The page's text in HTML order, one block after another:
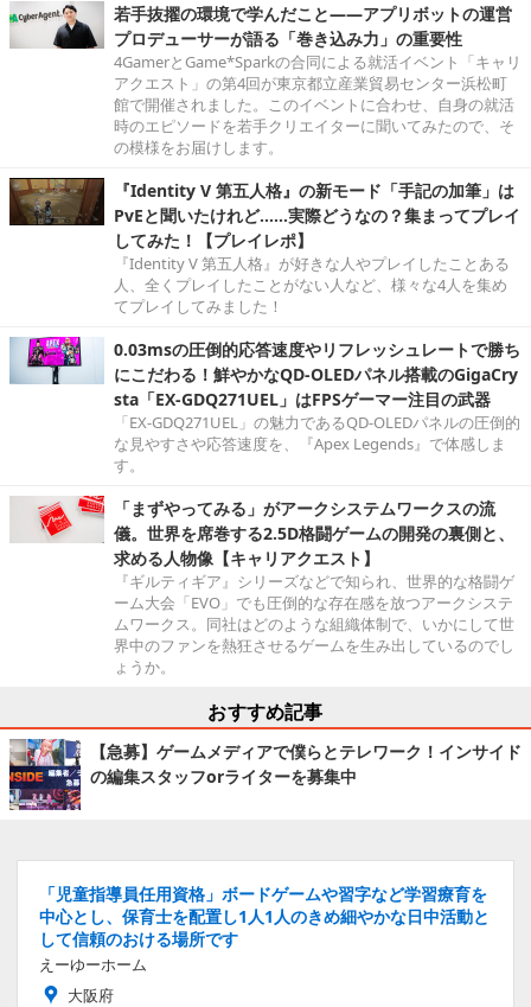
若手抜擢の環境で学んだこと――アプリボットの運営
プロデューサーが語る「巻き込み力」の重要性
4GamerとGame*Sparkの合同による就活イベント「キャリ
アクエスト」の第4回が東京都立産業貿易センター浜松町
館で開催されました。このイベントに合わせ、自身の就活
時のエピソードを若手クリエイターに聞いてみたので、そ
の模様をお届けします。
『Identity V 第五人格』の新モード「手記の加筆」は
PvEと聞いたけれど……実際どうなの？集まってプレイ
してみた！【プレイレポ】
『Identity V 第五人格』が好きな人やプレイしたことある
人、全くプレイしたことがない人など、様々な4人を集め
てプレイしてみました！
0.03msの圧倒的応答速度やリフレッシュレートで勝ち
にこだわる！鮮やかなQD-OLEDパネル搭載のGigaCry
sta「EX-GDQ271UEL」はFPSゲーマー注目の武器
「EX-GDQ271UEL」の魅力であるQD-OLEDパネルの圧倒的
な見やすさや応答速度を、『Apex Legends』で体感しま
す。
「まずやってみる」がアークシステムワークスの流
儀。世界を席巻する2.5D格闘ゲームの開発の裏側と、
求める人物像【キャリアクエスト】
『ギルティギア』シリーズなどで知られ、世界的な格闘ゲ
ーム大会「EVO」でも圧倒的な存在感を放つアークシステ
ムワークス。同社はどのような組織体制で、いかにして世
界中のファンを熱狂させるゲームを生み出しているのでし
ょうか。
おすすめ記事
【急募】ゲームメディアで僕らとテレワーク！インサイド
の編集スタッフorライターを募集中
「児童指導員任用資格」ボードゲームや習字など学習療育を
中心とし、保育士を配置し1人1人のきめ細やかな日中活動と
して信頼のおける場所です
えーゆーホーム
大阪府